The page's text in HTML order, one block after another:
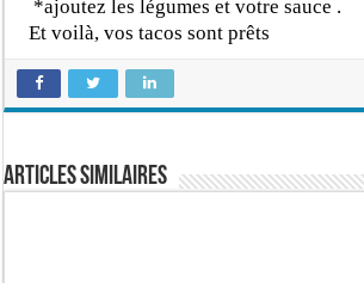
*ajoutez les légumes et votre sauce .
Et voilà, vos tacos sont prêts
Articles similaires